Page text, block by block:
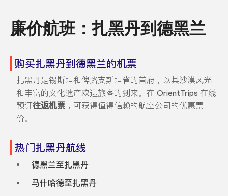
廉价航班：扎黑丹到德黑兰
购买扎黑丹到德黑兰的机票
扎黑丹是锡斯坦和俾路支斯坦省的首府，以其沙漠风光
和丰富的文化遗产欢迎旅客的到来。在 OrientTrips 在线
预订往返机票，可获得值得信赖的航空公司的优惠票
价。
热门扎黑丹航线
德黑兰至扎黑丹
马什哈德至扎黑丹